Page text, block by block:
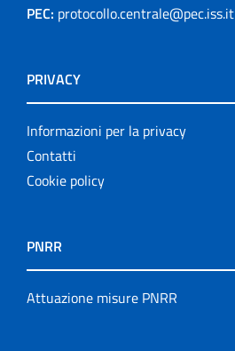
PEC: protocollo.centrale@pec.iss.it
PRIVACY
Informazioni per la privacy
Contatti
Cookie policy
PNRR
Attuazione misure PNRR